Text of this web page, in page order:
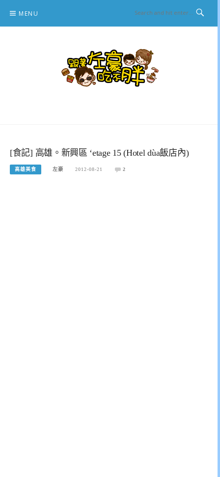
content
MENU
[食記] 高雄。新興區 ‘etage 15 (Hotel dùa飯店內)
高雄美食 左豪 2012-08-21 2